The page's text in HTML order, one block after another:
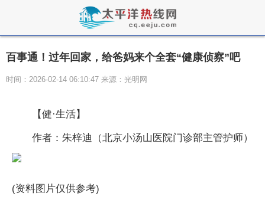
百事通！过年回家，给爸妈来个全套“健康侦察”吧
时间：2026-02-14 06:10:47 来源：光明网
【健·生活】
作者：朱梓迪（北京小汤山医院门诊部主管护师）
(资料图片仅供参考)